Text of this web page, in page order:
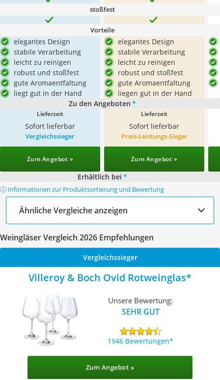
stoßfest
Vorteile
elegantes Design
stabile Verarbeitung
leicht zu reinigen
robust und stoßfest
gute Aromaentfaltung
liegt gut in der Hand
elegantes Design
stabile Verarbeitung
leicht zu reinigen
robust und stoßfest
gute Aromaentfaltung
liegen gut in der Hand
Zu den Angeboten *
Lieferzeit
Sofort lieferbar
Lieferzeit
Sofort lieferbar
Vergleichssieger
Zum Angebot »
Preis-Leistungs-Sieger
Zum Angebot »
Erhältlich bei *
ⓘ Informationen zur Produktsortierung und Bewertung
Ähnliche Vergleiche anzeigen
Weingläser Vergleich 2026 Empfehlungen
Vergleichssieger
Villeroy & Boch Ovid Rotweinglas
Unsere Bewertung:
SEHR GUT
1946 Bewertungen
Zum Angebot »